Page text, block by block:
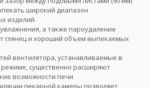
широкий диапазон
изделий.
а также пароудаление
глянец и хороший объем выпекаемых
вентилятора, устанавливаемые в
существенно расширяют
возможности печи
пекарной камеры позволяет